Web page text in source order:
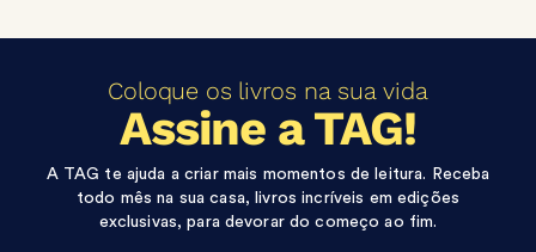
Coloque os livros na sua vida
Assine a TAG!
A TAG te ajuda a criar mais momentos de leitura. Receba
todo mês na sua casa, livros incríveis em edições
exclusivas, para devorar do começo ao fim.